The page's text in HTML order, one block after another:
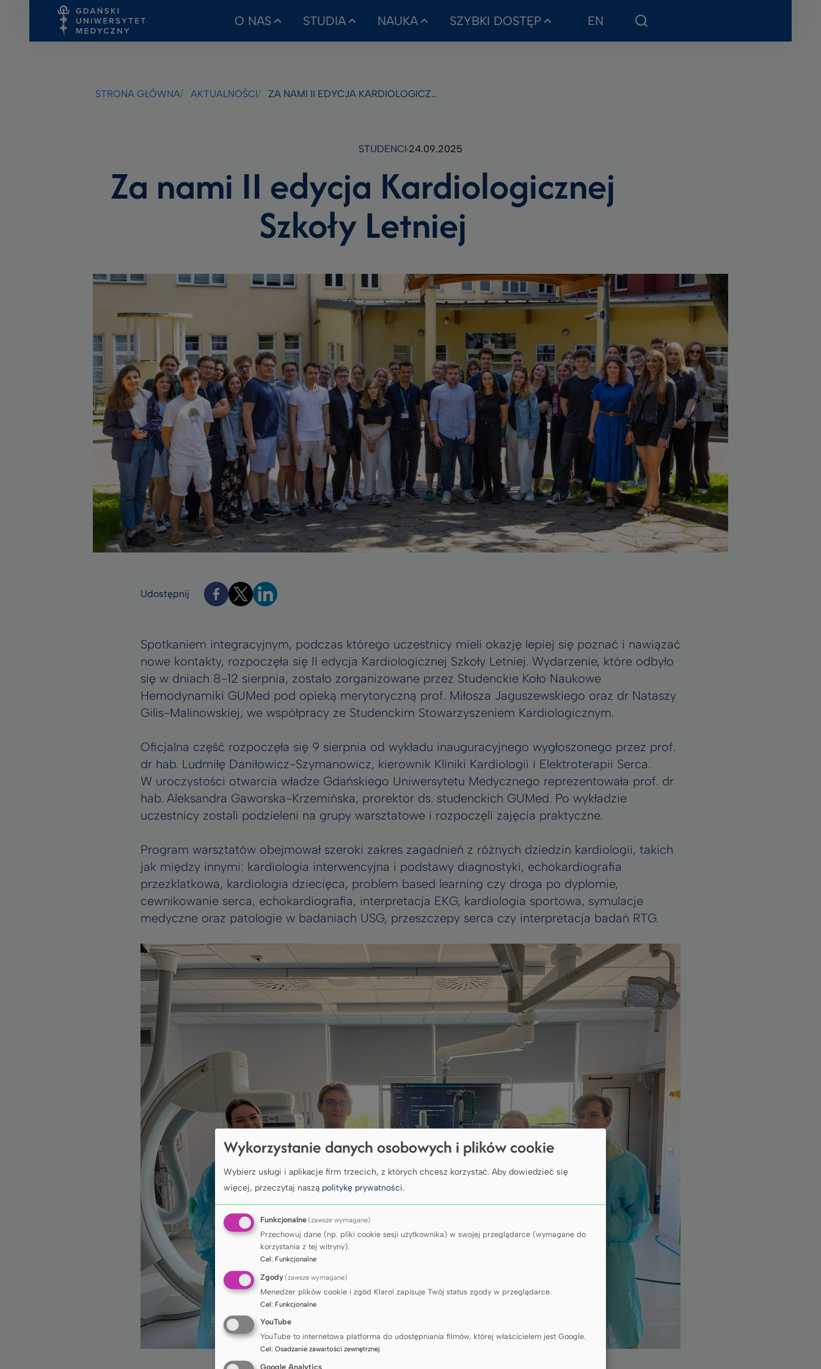
do
do
do
O NAS STUDIA NAUKA SZYBKI DOSTĘP EN
STRONA GŁÓWNA AKTUALNOŚCI ZA NAMI II EDYCJA KARDIOLOGICZNEJ SZKOŁY LETNIEJ
STUDENCI 24.09.2025
Za nami II edycja Kardiologicznej
Szkoły Letniej
Udostępnij
Spotkaniem integracyjnym, podczas którego uczestnicy mieli okazję lepiej się poznać i nawiązać
nowe kontakty, rozpoczęła się II edycja Kardiologicznej Szkoły Letniej. Wydarzenie, które odbyło
się w dniach 8-12 sierpnia, zostało zorganizowane przez Studenckie Koło Naukowe
Hemodynamiki GUMed pod opieką merytoryczną prof. Miłosza Jaguszewskiego oraz dr Nataszy
Gilis-Malinowskiej, we współpracy ze Studenckim Stowarzyszeniem Kardiologicznym.
Oficjalna część rozpoczęła się 9 sierpnia od wykładu inauguracyjnego wygłoszonego przez prof.
dr hab. Ludmiłę Daniłowicz-Szymanowicz, kierownik Kliniki Kardiologii i Elektroterapii Serca.
W uroczystości otwarcia władze Gdańskiego Uniwersytetu Medycznego reprezentowała prof. dr
hab. Aleksandra Gaworska-Krzemińska, prorektor ds. studenckich GUMed. Po wykładzie
uczestnicy zostali podzieleni na grupy warsztatowe i rozpoczęli zajęcia praktyczne.
Program warsztatów obejmował szeroki zakres zagadnień z różnych dziedzin kardiologii, takich
jak między innymi: kardiologia interwencyjna i podstawy diagnostyki, echokardiografia
przezklatkowa, kardiologia dziecięca, problem based learning czy droga po dyplomie,
cewnikowanie serca, echokardiografia, interpretacja EKG, kardiologia sportowa, symulacje
medyczne oraz patologie w badaniach USG, przeszczepy serca czy interpretacja badań RTG.
Wykorzystanie danych osobowych i plików cookie
Wybierz usługi i aplikacje firm trzecich, z których chcesz korzystać. Aby dowiedzieć się
więcej, przeczytaj naszą politykę prywatności.
Funkcjonalne(zawsze wymagane)
Przechowuj dane (np. pliki cookie sesji użytkownika) w swojej przeglądarce (wymagane do
korzystania z tej witryny).
Cel: Funkcjonalne
Zgody(zawsze wymagane)
Menedżer plików cookie i zgód Klaro! zapisuje Twój status zgody w przeglądarce.
Cel: Funkcjonalne
YouTube
YouTube to internetowa platforma do udostępniania filmów, której właścicielem jest Google.
Cel: Osadzanie zawartości zewnętrznej
Google Analytics